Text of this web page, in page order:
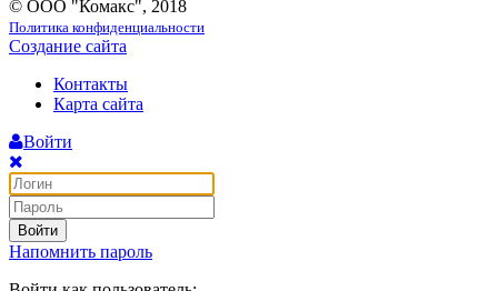
© ООО "Комакс", 2018
Политика конфиденциальности
Создание сайта
Контакты
Карта сайта
Войти
Войти
Напомнить пароль